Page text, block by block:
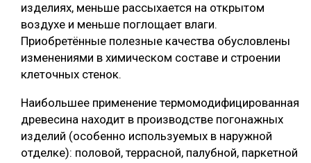
изделиях, меньше рассыхается на открытом
воздухе и меньше поглощает влаги.
Приобретённые полезные качества обусловлены
изменениями в химическом составе и строении
клеточных стенок.
Наибольшее применение термомодифицированная
древесина находит в производстве погонажных
изделий (особенно используемых в наружной
отделке): половой, террасной, палубной, паркетной